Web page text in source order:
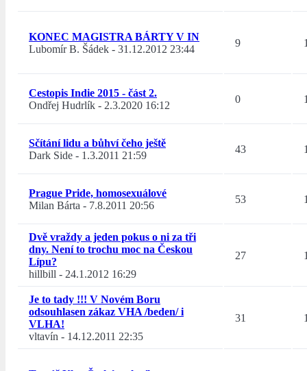
KONEC MAGISTRA BÁRTY V IN
Lubomír B. Šádek - 31.12.2012 23:44
9
Cestopis Indie 2015 - část 2.
Ondřej Hudrlík - 2.3.2020 16:12
0
Sčítání lidu a bůhví čeho ještě
Dark Side - 1.3.2011 21:59
43
Prague Pride, homosexuálové
Milan Bárta - 7.8.2011 20:56
53
Dvě vraždy a jeden pokus o ni za tři
dny. Není to trochu moc na Českou
Lípu?
hillbill - 24.1.2012 16:29
27
Je to tady !!! V Novém Boru
odsouhlasen zákaz VHA /beden/ i
VLHA!
vltavín - 14.12.2011 22:35
31